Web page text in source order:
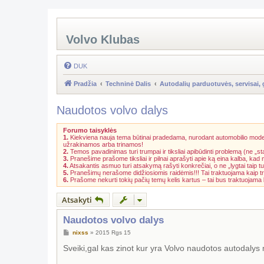
Volvo Klubas
DUK
Pradžia Techninė Dalis Autodalių parduotuvės, servisai,
Naudotos volvo dalys
Forumo taisyklės
1. Kiekviena nauja tema būtinai pradedama, nurodant automobilio
užrakinamos arba trinamos!
2. Temos pavadinimas turi trumpai ir tiksliai apibūdinti problemą (ne
3. Pranešime prašome tiksliai ir pilnai aprašyti apie ką eina kalba,
4.Atsakantis asmuo turi atsakymą rašyti konkrečiai, o ne „lygtai taip
5. Pranešimų nerašome didžiosiomis raidėmis!!! Tai traktuojama kaip
6. Prašome nekurti tokių pačių temų kelis kartus – tai bus
Atsakyti
Naudotos volvo dalys
S
a
n
nixss » 2015 Rgs 15
Sveiki,gal kas zinot kur yra Volvo naudotos autodalys